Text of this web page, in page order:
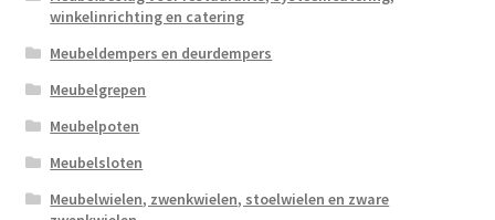
winkelinrichting en catering
Meubeldempers en deurdempers
Meubelgrepen
Meubelpoten
Meubelsloten
Meubelwielen, zwenkwielen, stoelwielen en zware